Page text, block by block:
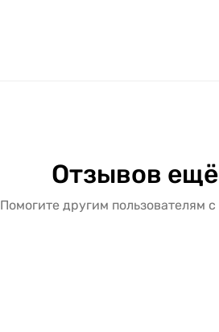
Отзывов
Помогите другим пользователям